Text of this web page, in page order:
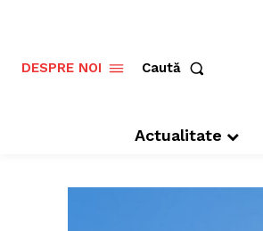
DESPRE NOI Caută
Actualitate